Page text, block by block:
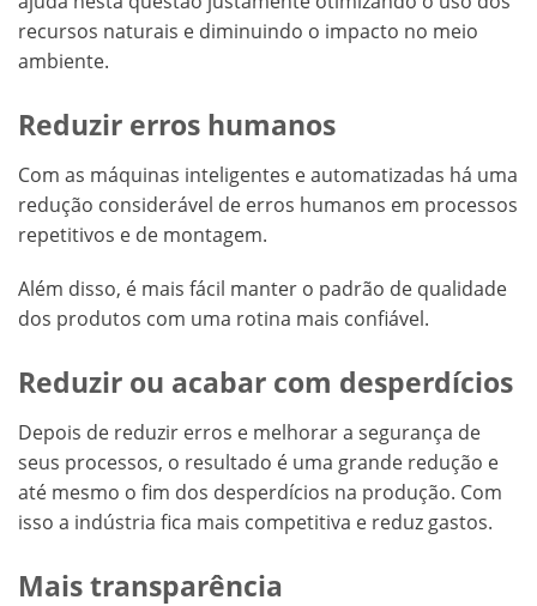
recursos naturais e diminuindo o impacto no meio
ambiente.
Reduzir erros humanos
Com as máquinas inteligentes e automatizadas há uma
redução considerável de erros humanos em processos
repetitivos e de montagem.
Além disso, é mais fácil manter o padrão de qualidade
dos produtos com uma rotina mais confiável.
Reduzir ou acabar com desperdícios
Depois de reduzir erros e melhorar a segurança de
seus processos, o resultado é uma grande redução e
até mesmo o fim dos desperdícios na produção. Com
isso a indústria fica mais competitiva e reduz gastos.
Mais transparência